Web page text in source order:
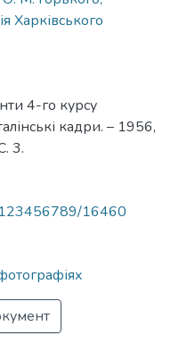
Харківського
4-го курсу
кадри. – 1956,
3.
123456789/16460